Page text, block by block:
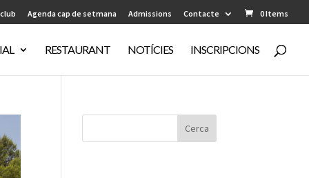
Agenda cap de setmana Admissions Contacte 0 Items
RESTAURANT NOTÍCIES INSCRIPCIONS